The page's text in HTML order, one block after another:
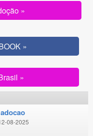
»
»
»
08-2025